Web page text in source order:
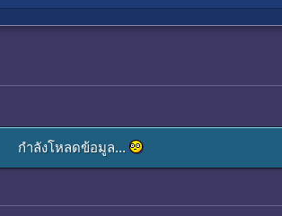
กำลังโหลดข้อมูล...